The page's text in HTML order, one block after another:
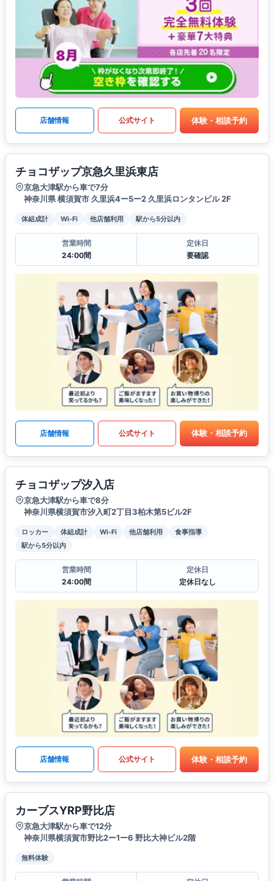
店舗情報 公式サイト 体験・相談予約
チョコザップ京急久里浜東店
京急大津駅から車で7分
神奈川県 横須賀市 久里浜4ー5ー2 久里浜ロンタンビル 2F
体組成計 Wi-Fi 他店舗利用 駅から5分以内
営業時間
24:00間
定休日
要確認
店舗情報 公式サイト 体験・相談予約
チョコザップ汐入店
京急大津駅から車で8分
神奈川県横須賀市汐入町2丁目3柏木第5ビル2F
ロッカー 体組成計 Wi-Fi 他店舗利用
食事指導
駅から5分以内
営業時間
24:00間
定休日
定休日なし
店舗情報 公式サイト 体験・相談予約
カーブスYRP野比店
京急大津駅から車で12分
神奈川県横須賀市野比2ー1ー6 野比大神ビル2階
無料体験